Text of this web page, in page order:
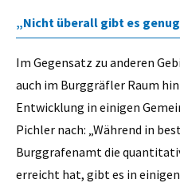
„Nicht überall gibt es
Im Gegensatz zu anderen
auch im Burggräfler Raum
Entwicklung in einigen
Pichler nach: „Während in
Burggrafenamt die
erreicht hat, gibt es in